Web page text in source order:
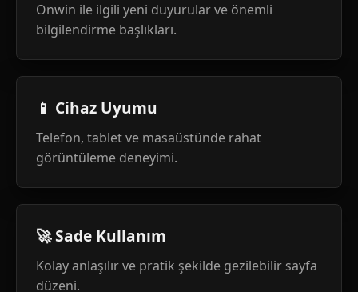
Onwin ile ilgili yeni duyurular ve önemli
bilgilendirme başlıkları.
📱 Cihaz Uyumu
Telefon, tablet ve masaüstünde rahat
görüntüleme deneyimi.
🚀 Sade Kullanım
Kolay anlaşılır ve pratik şekilde gezilebilir sayfa
düzeni.